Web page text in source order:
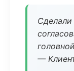
Сделали
—